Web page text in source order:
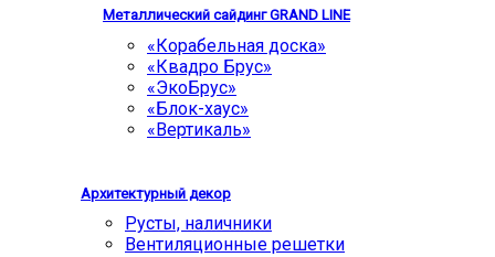
Металлический сайдинг GRAND LINE
«Корабельная доска»
«Квадро Брус»
«ЭкоБрус»
«Блок-хаус»
«Вертикаль»
Архитектурный декор
Русты, наличники
Вентиляционные решетки